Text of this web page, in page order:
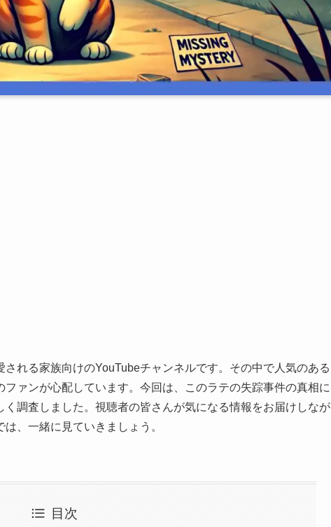
される家族向けのYouTubeチャンネルです。その中で人気のある
ァンが心配しています。今回は、このラテの失踪事件の真相に
調査しました。視聴者の皆さんが気になる情報をお届けしなが
、一緒に見ていきましょう。
目次